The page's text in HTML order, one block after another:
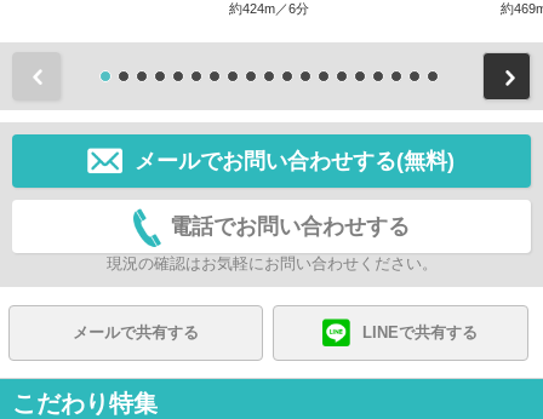
約424m／6分 約
メールでお問い合わせする(無料)
電話でお問い合わせする
現況の確認はお気軽にお問い合わせください。
メールで共有する LINEで共有する
こだわり特集